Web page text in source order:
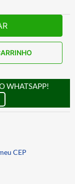
WHATSAPP!
CEP